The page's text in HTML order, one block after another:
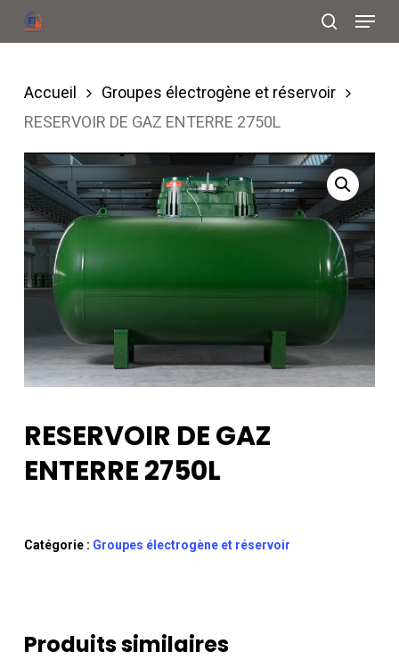
Skip
to
content
search
Menu
Accueil
Groupes électrogène et réservoir
RESERVOIR DE GAZ ENTERRE 2750L
RESERVOIR DE GAZ
ENTERRE 2750L
Catégorie : Groupes électrogène et réservoir
Produits similaires